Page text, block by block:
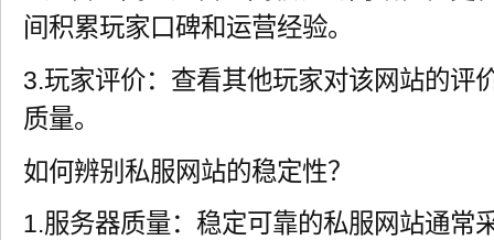
间积累玩家口碑和运营经验。
3.玩家评价：查看其他玩家对该网站的评
质量。
如何辨别私服网站的稳定性？
1.服务器质量：稳定可靠的私服网站通常